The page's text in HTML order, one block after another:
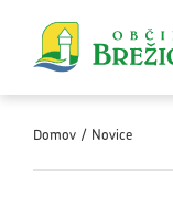
Domov / Novice